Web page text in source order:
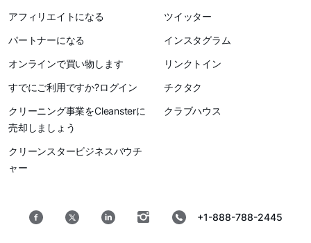
アフィリエイトになる
パートナーになる
オンラインで買い物します
すでにご利用ですか?ログイン
クリーニング事業をCleansterに
売却しましょう
クリーンスタービジネスバウチ
ャー
ツイッター
インスタグラム
リンクトイン
チクタク
クラブハウス
+1-888-788-2445